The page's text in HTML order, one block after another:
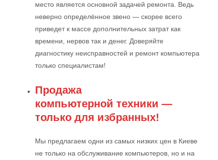
место является основной задачей ремонта. Ведь
неверно определённое звено — скорее всего
приведет к массе дополнительных затрат как
времени, нервов так и денег. Доверяйте
диагностику неисправностей и ремонт компьютера
только специалистам!
Продажа
компьютерной техники —
только для избранных!
Мы предлагаем одни из самых низких цен в Киеве
не только на обслуживание компьютеров, но и на